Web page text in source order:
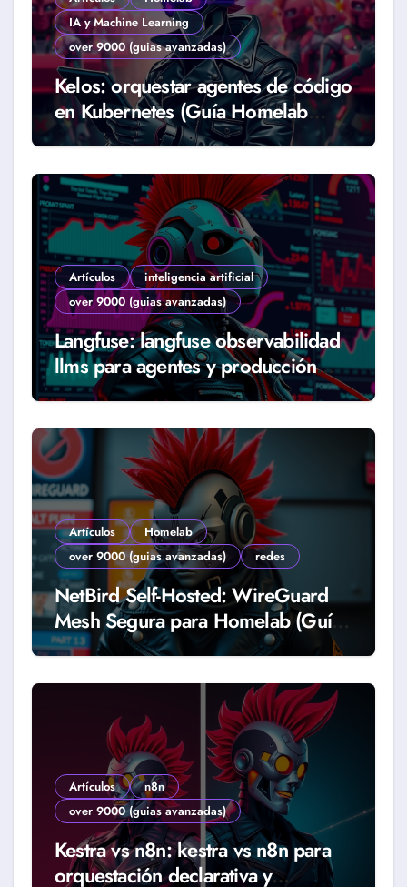
IA y Machine Learning
over 9000 (guias avanzadas)
Kelos: orquestar agentes de código
en Kubernetes (Guía Homelab
2026)
Artículos
inteligencia artificial
over 9000 (guias avanzadas)
Langfuse: langfuse observabilidad
llms para agentes y producción
real (Guía 2026)
Artículos
Homelab
over 9000 (guias avanzadas)
redes
NetBird Self-Hosted: WireGuard
Mesh Segura para Homelab (Guía
2026)
Artículos
n8n
over 9000 (guias avanzadas)
Kestra vs n8n: kestra vs n8n para
orquestación declarativa y